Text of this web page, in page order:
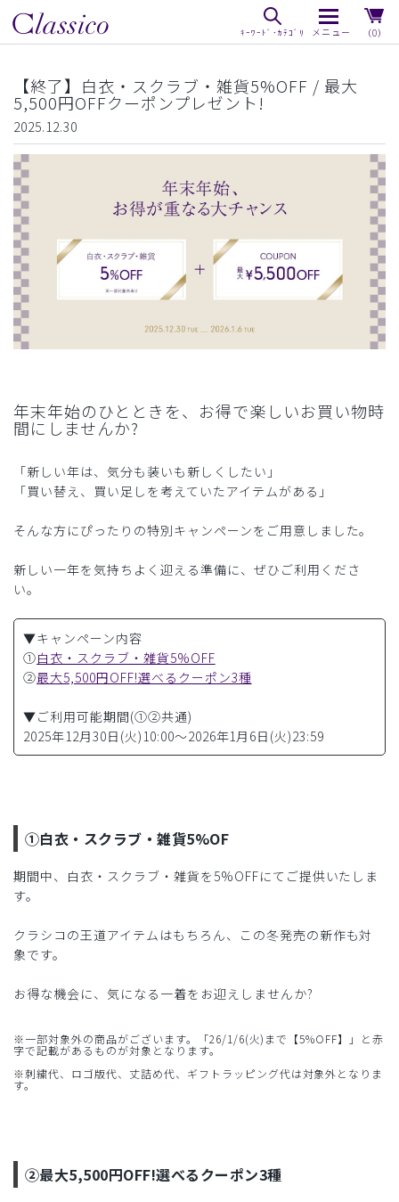
（0）
【終了】白衣・スクラブ・雑貨5%OFF / 最大
5,500円OFFクーポンプレゼント!
2025.12.30
年末年始のひとときを、お得で楽しいお買い物時
間にしませんか?
「新しい年は、気分も装いも新しくしたい」
「買い替え、買い足しを考えていたアイテムがある」
そんな方にぴったりの特別キャンペーンをご用意しました。
新しい一年を気持ちよく迎える準備に、ぜひご利用くださ
い。
▼キャンペーン内容
①白衣・スクラブ・雑貨5%OFF
②最大5,500円OFF!選べるクーポン3種
▼ご利用可能期間(①②共通)
2025年12月30日(火)10:00〜2026年1月6日(火)23:59
①白衣・スクラブ・雑貨5%OF
期間中、白衣・スクラブ・雑貨を5%OFFにてご提供いたしま
す。
クラシコの王道アイテムはもちろん、この冬発売の新作も対
象です。
お得な機会に、気になる一着をお迎えしませんか?
※一部対象外の商品がございます。「26/1/6(火)まで【5%OFF】」と赤
字で記載があるものが対象となります。
※刺繍代、ロゴ版代、丈詰め代、ギフトラッピング代は対象外となりま
す。
②最大5,500円OFF!選べるクーポン3種